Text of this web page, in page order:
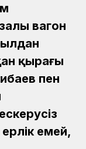
вагон
қырағы
пен
емей,